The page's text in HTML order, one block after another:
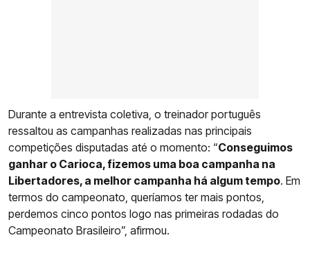
Durante a entrevista coletiva, o treinador português
ressaltou as campanhas realizadas nas principais
competições disputadas até o momento: “Conseguimos
ganhar o Carioca, fizemos uma boa campanha na
Libertadores, a melhor campanha há algum tempo. Em
termos do campeonato, queríamos ter mais pontos,
perdemos cinco pontos logo nas primeiras rodadas do
Campeonato Brasileiro”, afirmou.